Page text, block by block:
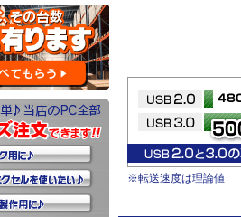
※転送速度は理論値